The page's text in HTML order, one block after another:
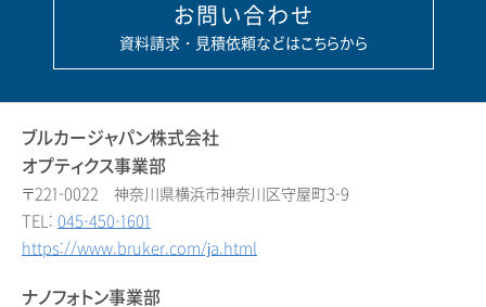
お問い合わせ
資料請求・見積依頼などはこちらから
ブルカージャパン株式会社
オプティクス事業部
〒221-0022 神奈川県横浜市神奈川区守屋町3-9
TEL: 045-450-1601
https://www.bruker.com/ja.html
ナノフォトン事業部